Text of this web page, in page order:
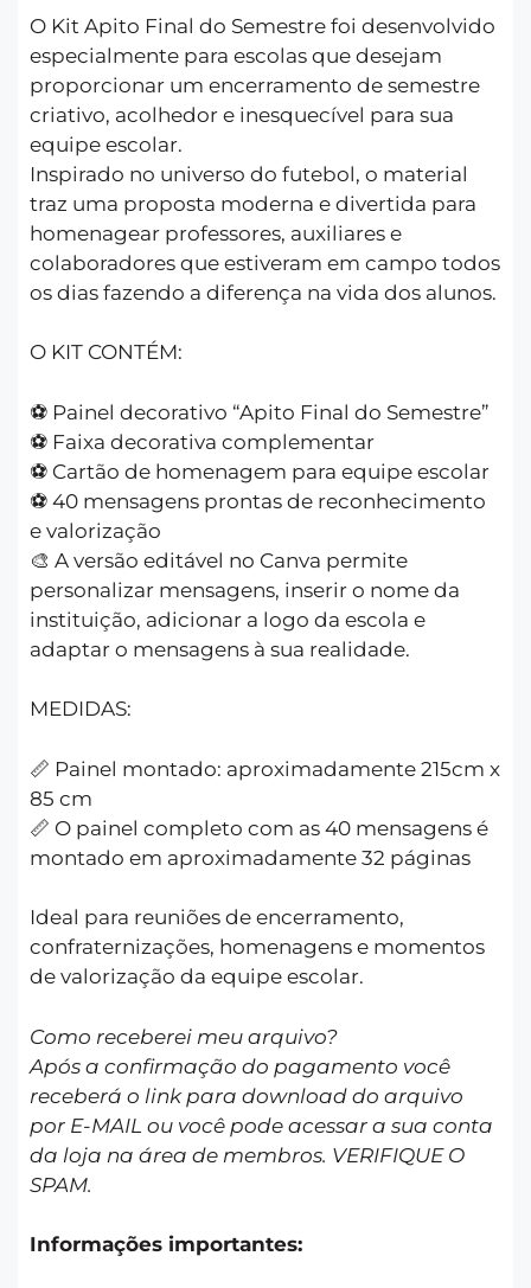
O Kit Apito Final do Semestre foi desenvolvido
especialmente para escolas que desejam
proporcionar um encerramento de semestre
criativo, acolhedor e inesquecível para sua
equipe escolar.
Inspirado no universo do futebol, o material
traz uma proposta moderna e divertida para
homenagear professores, auxiliares e
colaboradores que estiveram em campo todos
os dias fazendo a diferença na vida dos alunos.
O KIT CONTÉM:
⚽ Painel decorativo “Apito Final do Semestre”
⚽ Faixa decorativa complementar
⚽ Cartão de homenagem para equipe escolar
⚽ 40 mensagens prontas de reconhecimento
e valorização
🎨 A versão editável no Canva permite
personalizar mensagens, inserir o nome da
instituição, adicionar a logo da escola e
adaptar o mensagens à sua realidade.
MEDIDAS:
📏 Painel montado: aproximadamente 215cm x
85 cm
📏 O painel completo com as 40 mensagens é
montado em aproximadamente 32 páginas
Ideal para reuniões de encerramento,
confraternizações, homenagens e momentos
de valorização da equipe escolar.
Como receberei meu arquivo?
Após a confirmação do pagamento você
receberá o link para download do arquivo
por E-MAIL ou você pode acessar a sua conta
da loja na área de membros. VERIFIQUE O
SPAM.
Informações importantes: